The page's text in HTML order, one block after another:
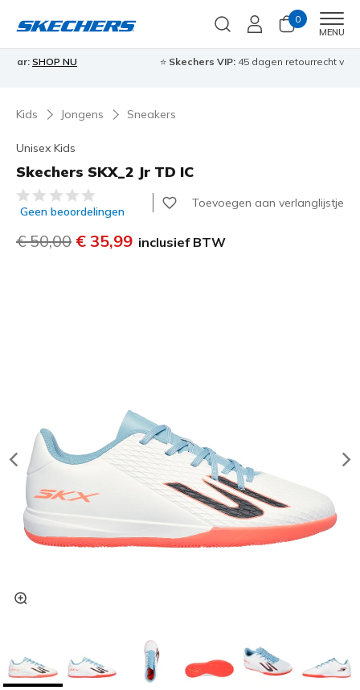
0
MENU
⭐Skechers VIP: 45 dagen retourrecht voor ledenMeld je aan⭐
Kids Jongens Sneakers
Unisex Kids
Skechers SKX_2 Jr TD IC
4 van de 5 klantbeoordelingen
Geen beoordelingen
Toevoegen aan verlanglijstje
Prijs verlaagd van
€ 50,00 naar
€ 35,99 inclusief BTW